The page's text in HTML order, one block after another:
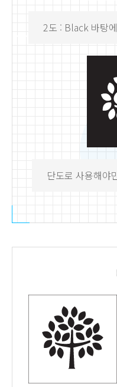
2도 : Black 바탕
단도로 사용해야